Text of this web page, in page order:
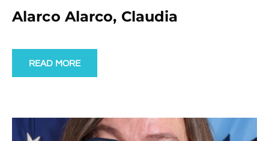
Alarco Alarco, Claudia
READ MORE